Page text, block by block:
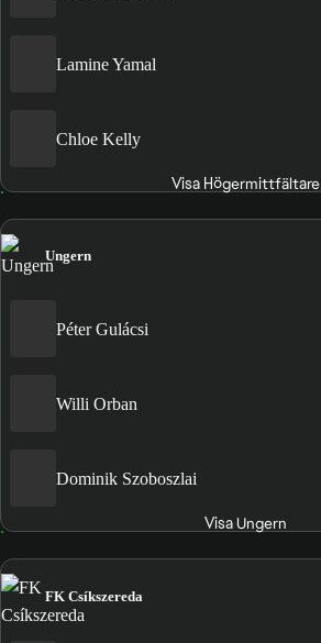
Lamine Yamal
Chloe Kelly
Visa Högermittfältare
Ungern
Péter Gulácsi
Willi Orban
Dominik Szoboszlai
Visa Ungern
FK Csíkszereda